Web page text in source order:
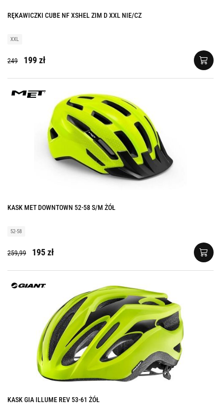
RĘKAWICZKI CUBE NF XSHEL ZIM D XXL NIE/CZ
XXL
249 199 zł
KASK MET DOWNTOWN 52-58 S/M ŻÓŁ
52-58
259,99 195 zł
KASK GIA ILLUME REV 53-61 ŻÓŁ